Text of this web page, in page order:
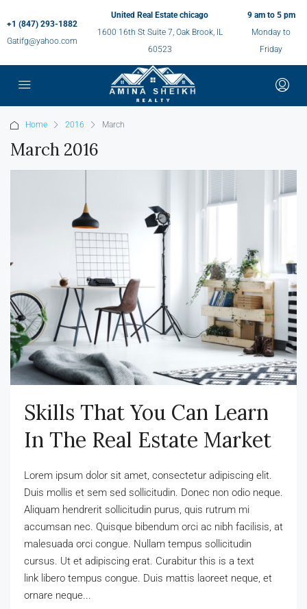
+1 (847) 293-1882
Gatifg@yahoo.com
United Real Estate chicago
1600 16th St Suite 7, Oak Brook, IL
60523
9 am to 5 pm
Monday to
Friday
Home 2016 March
March 2016
Skills That You Can Learn
In The Real Estate Market
Lorem ipsum dolor sit amet, consectetur adipiscing elit.
Duis mollis et sem sed sollicitudin. Donec non odio neque.
Aliquam hendrerit sollicitudin purus, quis rutrum mi
accumsan nec. Quisque bibendum orci ac nibh facilisis, at
malesuada orci congue. Nullam tempus sollicitudin
cursus. Ut et adipiscing erat. Curabitur this is a text
link libero tempus congue. Duis mattis laoreet neque, et
ornare neque...